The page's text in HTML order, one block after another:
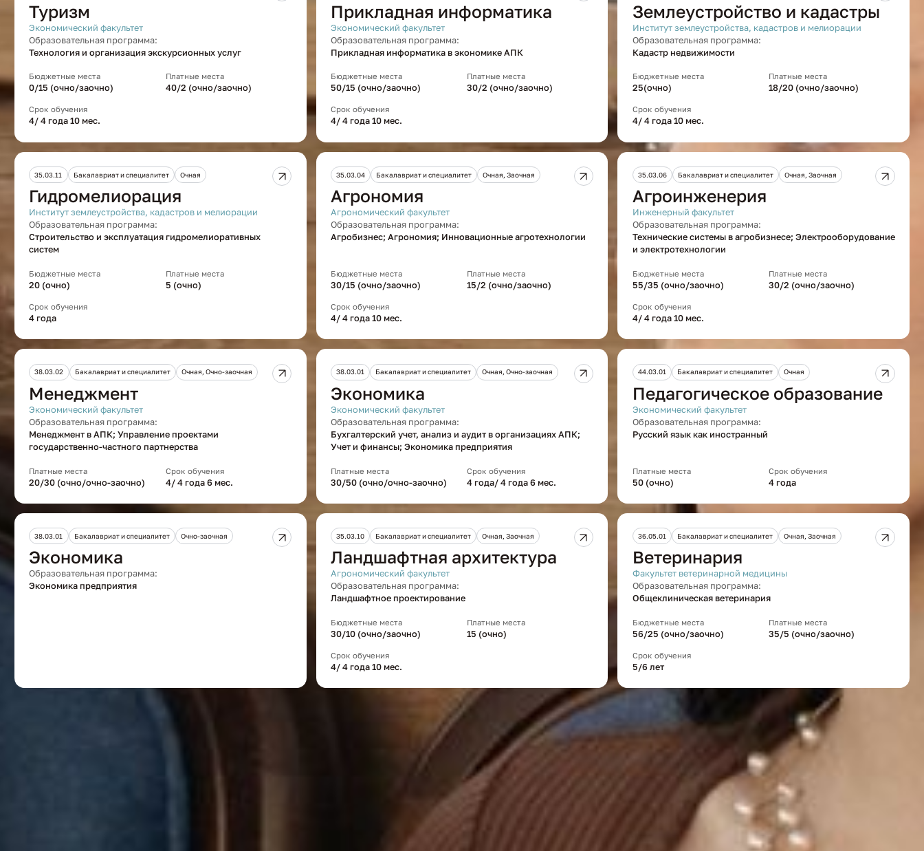
Туризм
Экономический факультет
Образовательная программа:
Технология и организация экскурсионных услуг
Бюджетные места
0/15 (очно/заочно)
Платные места
40/2 (очно/заочно)
Срок обучения
4/ 4 года 10 мес.
Прикладная информатика
Экономический факультет
Образовательная программа:
Прикладная информатика в экономике АПК
Бюджетные места
50/15 (очно/заочно)
Платные места
30/2 (очно/заочно)
Срок обучения
4/ 4 года 10 мес.
Землеустройство и кадастры
Институт землеустройства, кадастров и мелиорации
Образовательная программа:
Кадастр недвижимости
Бюджетные места
25(очно)
Платные места
18/20 (очно/заочно)
Срок обучения
4/ 4 года 10 мес.
35.03.11 Бакалавриат и специалитет Очная
Гидромелиорация
Институт землеустройства, кадастров и мелиорации
Образовательная программа:
Строительство и эксплуатация гидромелиоративных
систем
Бюджетные места
20 (очно)
Платные места
5 (очно)
Срок обучения
4 года
35.03.04 Бакалавриат и специалитет Очная, Заочная
Агрономия
Агрономический факультет
Образовательная программа:
Агробизнес; Агрономия; Инновационные агротехнологии
Бюджетные места
30/15 (очно/заочно)
Платные места
15/2 (очно/заочно)
Срок обучения
4/ 4 года 10 мес.
35.03.06 Бакалавриат и специалитет Очная, Заочная
Агроинженерия
Инженерный факультет
Образовательная программа:
Технические системы в агробизнесе; Электрооборудование
и электротехнологии
Бюджетные места
55/35 (очно/заочно)
Платные места
30/2 (очно/заочно)
Срок обучения
4/ 4 года 10 мес.
38.03.02 Бакалавриат и специалитет Очная, Очно-заочная
Менеджмент
Экономический факультет
Образовательная программа:
Менеджмент в АПК; Управление проектами
государственно-частного партнерства
Платные места
20/30 (очно/очно-заочно)
Срок обучения
4/ 4 года 6 мес.
38.03.01 Бакалавриат и специалитет Очная, Очно-заочная
Экономика
Экономический факультет
Образовательная программа:
Бухгалтерский учет, анализ и аудит в организациях АПК;
Учет и финансы; Экономика предприятия
Платные места
30/50 (очно/очно-заочно)
Срок обучения
4 года/ 4 года 6 мес.
44.03.01 Бакалавриат и специалитет Очная
Педагогическое образование
Экономический факультет
Образовательная программа:
Русский язык как иностранный
Платные места
50 (очно)
Срок обучения
4 года
38.03.01 Бакалавриат и специалитет Очно-заочная
Экономика
Образовательная программа:
Экономика предприятия
35.03.10 Бакалавриат и специалитет Очная, Заочная
Ландшафтная архитектура
Агрономический факультет
Образовательная программа:
Ландшафтное проектирование
Бюджетные места
30/10 (очно/заочно)
Платные места
15 (очно)
Срок обучения
4/ 4 года 10 мес.
36.05.01 Бакалавриат и специалитет Очная, Заочная
Ветеринария
Факультет ветеринарной медицины
Образовательная программа:
Общеклиническая ветеринария
Бюджетные места
56/25 (очно/заочно)
Платные места
35/5 (очно/заочно)
Срок обучения
5/6 лет
БГСХА в социальных